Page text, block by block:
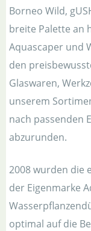
Borneo Wild,
breite Palette an
Aquascaper und
den
Glaswaren,
unserem
nach passenden
abzurunden.
2008 wurden die
der Eigenmarke
optimal auf die